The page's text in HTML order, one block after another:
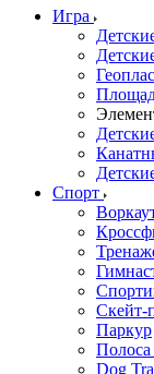
Игра
Спорт
Скейт-
Паркур
Полоса
Dog